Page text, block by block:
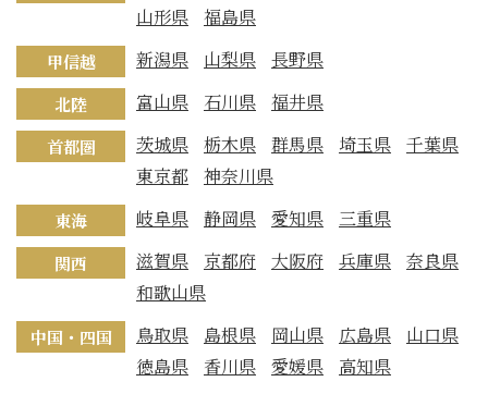
山形県
福島県
甲信越 新潟県 山梨県 長野県
北陸 富山県 石川県 福井県
首都圏 茨城県 栃木県 群馬県 埼玉県
千葉県
東京都
神奈川県
東海 岐阜県 静岡県 愛知県 三重県
関西 滋賀県 京都府 大阪府 兵庫県
奈良県
和歌山県
中国・四国 鳥取県 島根県 岡山県 広島県
山口県
徳島県
香川県 愛媛県 高知県